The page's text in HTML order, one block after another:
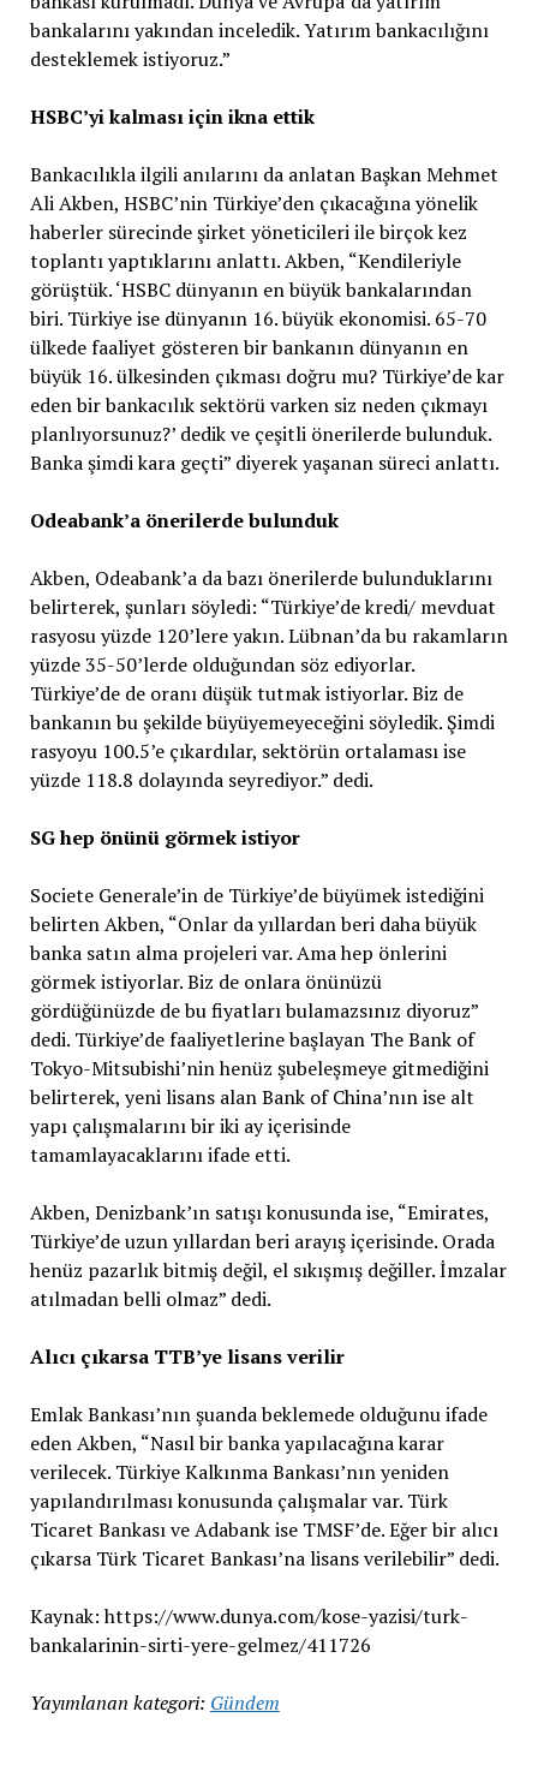
bankalarını yakından inceledik. Yatırım bankacılığını
desteklemek istiyoruz.”
HSBC’yi kalması için ikna ettik
Bankacılıkla ilgili anılarını da anlatan Başkan Mehmet
Ali Akben, HSBC’nin Türkiye’den çıkacağına yönelik
haberler sürecinde şirket yöneticileri ile birçok kez
toplantı yaptıklarını anlattı. Akben, “Kendileriyle
görüştük. ‘HSBC dünyanın en büyük bankalarından
biri. Türkiye ise dünyanın 16. büyük ekonomisi. 65-70
ülkede faaliyet gösteren bir bankanın dünyanın en
büyük 16. ülkesinden çıkması doğru mu? Türkiye’de kar
eden bir bankacılık sektörü varken siz neden çıkmayı
planlıyorsunuz?’ dedik ve çeşitli önerilerde bulunduk.
Banka şimdi kara geçti” diyerek yaşanan süreci anlattı.
Odeabank’a önerilerde bulunduk
Akben, Odeabank’a da bazı önerilerde bulunduklarını
belirterek, şunları söyledi: “Türkiye’de kredi/ mevduat
rasyosu yüzde 120’lere yakın. Lübnan’da bu rakamların
yüzde 35-50’lerde olduğundan söz ediyorlar.
Türkiye’de de oranı düşük tutmak istiyorlar. Biz de
bankanın bu şekilde büyüyemeyeceğini söyledik. Şimdi
rasyoyu 100.5’e çıkardılar, sektörün ortalaması ise
yüzde 118.8 dolayında seyrediyor.” dedi.
SG hep önünü görmek istiyor
Societe Generale’in de Türkiye’de büyümek istediğini
belirten Akben, “Onlar da yıllardan beri daha büyük
banka satın alma projeleri var. Ama hep önlerini
görmek istiyorlar. Biz de onlara önünüzü
gördüğünüzde de bu fiyatları bulamazsınız diyoruz”
dedi. Türkiye’de faaliyetlerine başlayan The Bank of
Tokyo-Mitsubishi’nin henüz şubeleşmeye gitmediğini
belirterek, yeni lisans alan Bank of China’nın ise alt
yapı çalışmalarını bir iki ay içerisinde
tamamlayacaklarını ifade etti.
Akben, Denizbank’ın satışı konusunda ise, “Emirates,
Türkiye’de uzun yıllardan beri arayış içerisinde. Orada
henüz pazarlık bitmiş değil, el sıkışmış değiller. İmzalar
atılmadan belli olmaz” dedi.
Alıcı çıkarsa TTB’ye lisans verilir
Emlak Bankası’nın şuanda beklemede olduğunu ifade
eden Akben, “Nasıl bir banka yapılacağına karar
verilecek. Türkiye Kalkınma Bankası’nın yeniden
yapılandırılması konusunda çalışmalar var. Türk
Ticaret Bankası ve Adabank ise TMSF’de. Eğer bir alıcı
çıkarsa Türk Ticaret Bankası’na lisans verilebilir” dedi.
Kaynak: https://www.dunya.com/kose-yazisi/turk-
bankalarinin-sirti-yere-gelmez/411726
Yayımlanan kategori: Gündem